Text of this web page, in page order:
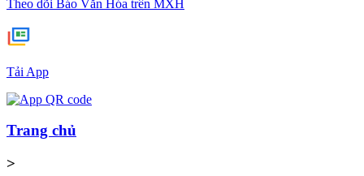
Theo dõi Báo Văn Hóa trên MXH
Tải App
Trang chủ
>